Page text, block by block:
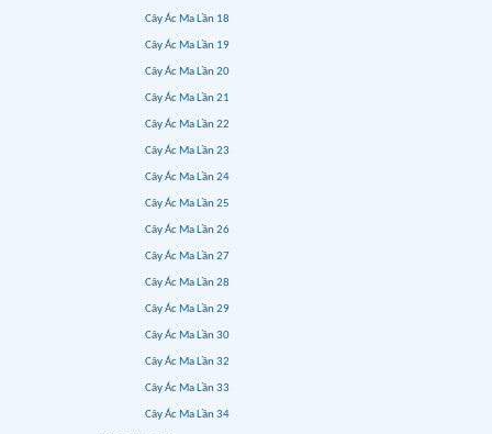
Cây Ác Ma Lần 18
Cây Ác Ma Lần 19
Cây Ác Ma Lần 20
Cây Ác Ma Lần 21
Cây Ác Ma Lần 22
Cây Ác Ma Lần 23
Cây Ác Ma Lần 24
Cây Ác Ma Lần 25
Cây Ác Ma Lần 26
Cây Ác Ma Lần 27
Cây Ác Ma Lần 28
Cây Ác Ma Lần 29
Cây Ác Ma Lần 30
Cây Ác Ma Lần 32
Cây Ác Ma Lần 33
Cây Ác Ma Lần 34